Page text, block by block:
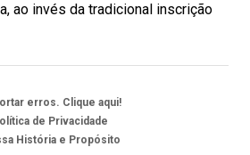
ao invés da tradicional inscrição
erros. Clique aqui!
de Privacidade
História e Propósito